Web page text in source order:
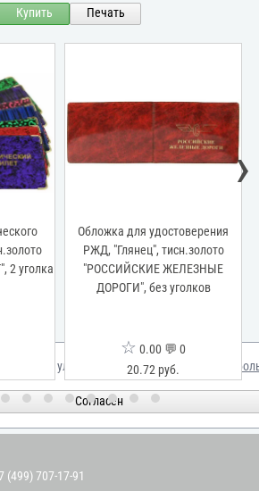
Купить Печать
уголка
Обложка для удостоверения
РЖД, "Глянец", тисн.золото
"РОССИЙСКИЕ ЖЕЛЕЗНЫЕ
ДОРОГИ", без уголков
☆ 0.00 💬 0
20.72 руб.
›
куки для улучшения вашего опыта. Узнать
Согласен
(499) 707-17-91